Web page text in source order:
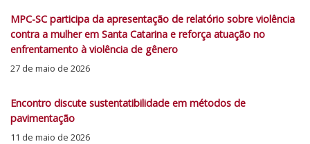
MPC-SC participa da apresentação de relatório sobre violência
contra a mulher em Santa Catarina e reforça atuação no
enfrentamento à violência de gênero
27 de maio de 2026
Encontro discute sustentatibilidade em métodos de
pavimentação
11 de maio de 2026